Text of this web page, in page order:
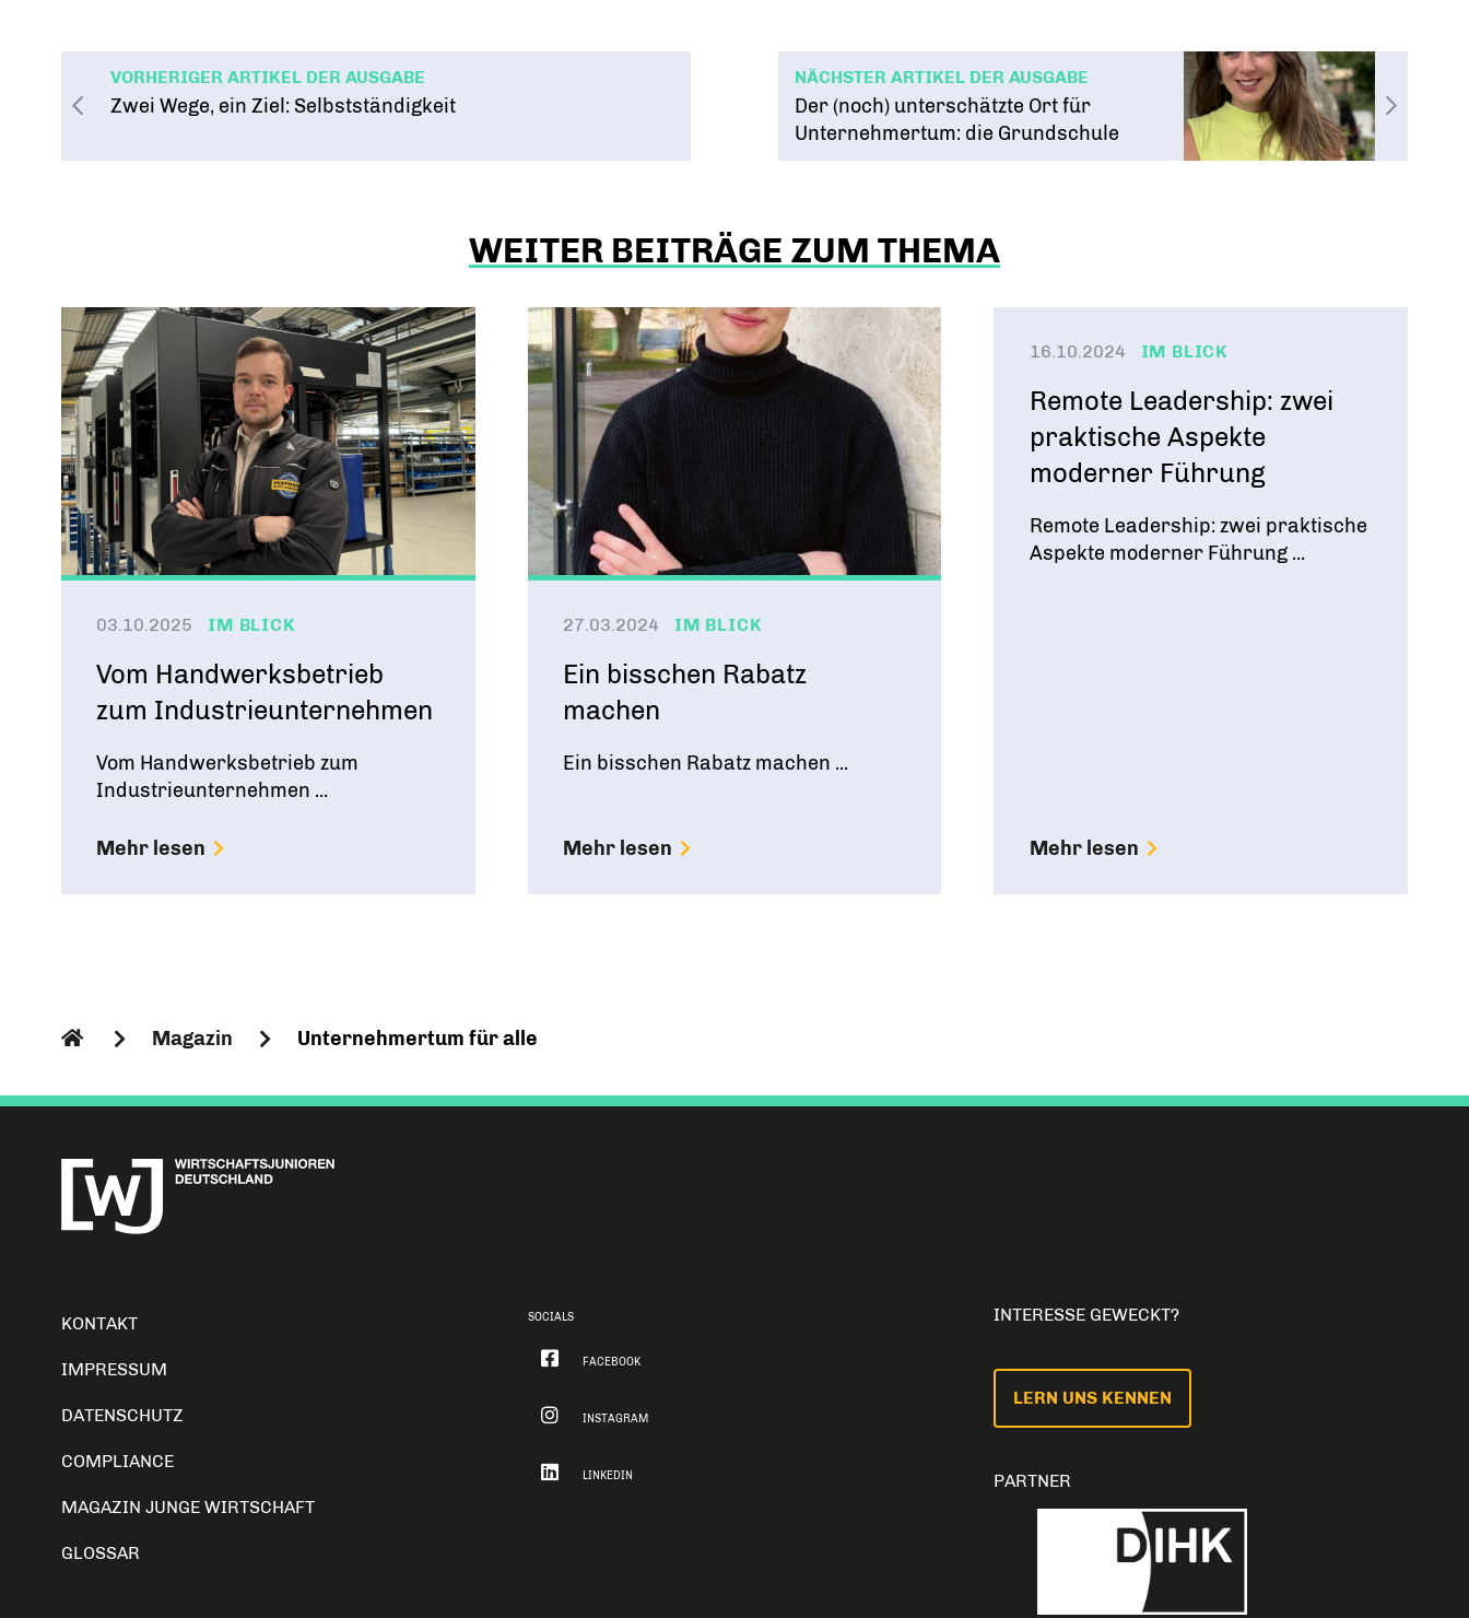
VORHERIGER ARTIKEL DER AUSGABE
Zwei Wege, ein Ziel: Selbstständigkeit
NÄCHSTER ARTIKEL DER AUSGABE
Der (noch) unterschätzte Ort für
Unternehmertum: die Grundschule
WEITER BEITRÄGE ZUM THEMA
03.10.2025 IM BLICK
Vom Handwerksbetrieb
zum Industrieunternehmen
Vom Handwerksbetrieb zum
Industrieunternehmen ...
Mehr lesen
27.03.2024 IM BLICK
Ein bisschen Rabatz
machen
Ein bisschen Rabatz machen ...
Mehr lesen
16.10.2024 IM BLICK
Remote Leadership: zwei
praktische Aspekte
moderner Führung
Remote Leadership: zwei praktische
Aspekte moderner Führung ...
Mehr lesen
Magazin Unternehmertum für alle
KONTAKT
IMPRESSUM
DATENSCHUTZ
COMPLIANCE
MAGAZIN JUNGE WIRTSCHAFT
GLOSSAR
SOCIALS
FACEBOOK
INSTAGRAM
LINKEDIN
INTERESSE GEWECKT?
LERN UNS KENNEN
PARTNER